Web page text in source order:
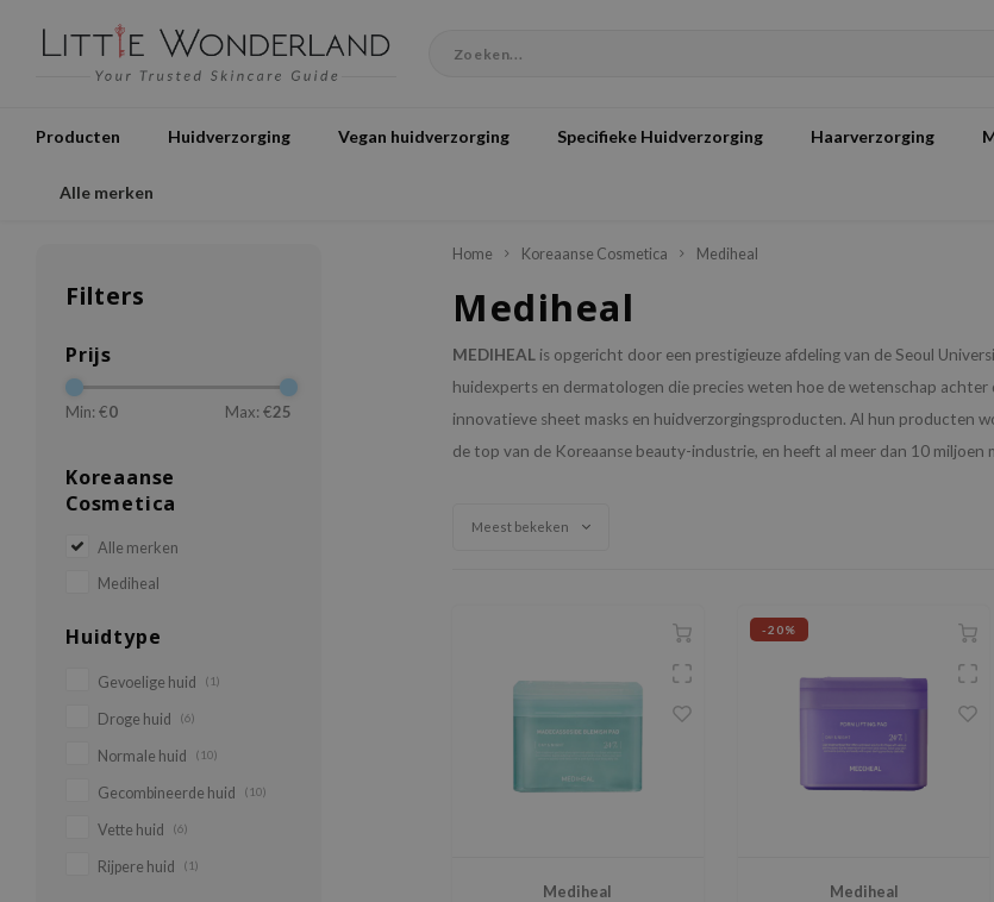
Producten Huidverzorging Vegan huidverzorging Specifieke Huidverzorging Haarverzorging
Alle merken
Filters
Prijs
Min: €0 Max: €25
Koreaanse
Cosmetica
Alle merken
Mediheal
Huidtype
Gevoelige huid (1)
Droge huid (6)
Normale huid (10)
Gecombineerde huid (10)
Vette huid (6)
Rijpere huid (1)
Home Koreaanse Cosmetica Mediheal
Mediheal
MEDIHEAL is opgericht door een prestigieuze afdeling van de Seoul
huidexperts en dermatologen die precies weten hoe de wetenschap
innovatieve sheet masks en huidverzorgingsproducten. Al hun producten
de top van de Koreaanse beauty-industrie, en heeft al meer dan 10 miljoen
Meest bekeken
Mediheal
-20%
Mediheal